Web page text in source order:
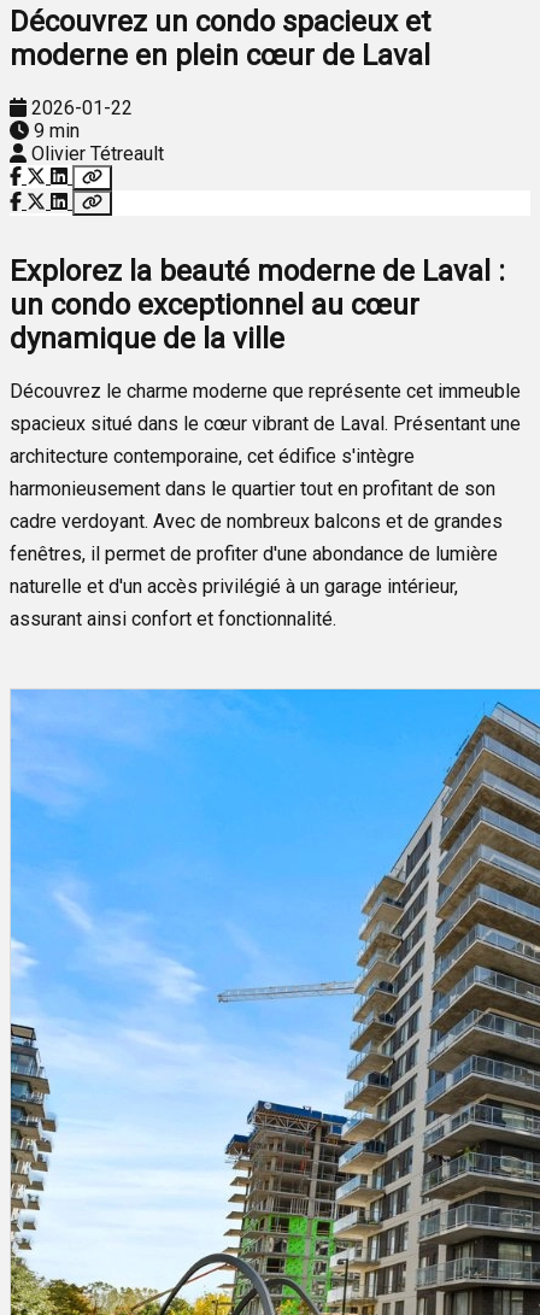
Découvrez un condo spacieux et
moderne en plein cœur de Laval
2026-01-22
9 min
Olivier Tétreault
Explorez la beauté moderne de Laval :
un condo exceptionnel au cœur
dynamique de la ville
Découvrez le charme moderne que représente cet immeuble
spacieux situé dans le cœur vibrant de Laval. Présentant une
architecture contemporaine, cet édifice s'intègre
harmonieusement dans le quartier tout en profitant de son
cadre verdoyant. Avec de nombreux balcons et de grandes
fenêtres, il permet de profiter d'une abondance de lumière
naturelle et d'un accès privilégié à un garage intérieur,
assurant ainsi confort et fonctionnalité.